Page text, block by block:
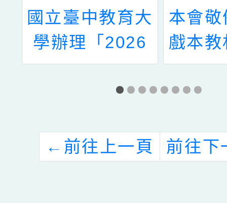
國立臺中教育大
學辦理「2026
年社會情緒學習
SEL的全球視野
會」
本會
戲本
台國
本費
← 前往上一頁 前往下